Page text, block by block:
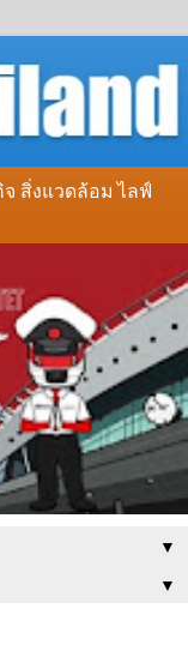
สิ่งแวดล้อม ไลฟ์
▼
▼